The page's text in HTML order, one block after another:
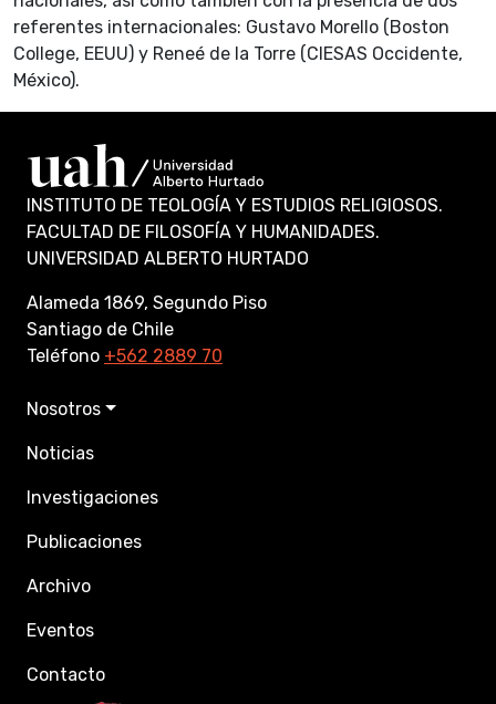
referentes internacionales: Gustavo Morello (Boston
College, EEUU) y Reneé de la Torre (CIESAS Occidente,
México).
INSTITUTO DE TEOLOGÍA Y ESTUDIOS RELIGIOSOS.
FACULTAD DE FILOSOFÍA Y HUMANIDADES.
UNIVERSIDAD ALBERTO HURTADO
Alameda 1869, Segundo Piso
Santiago de Chile
Teléfono +562 2889 70
Nosotros
Noticias
Investigaciones
Publicaciones
Archivo
Eventos
Contacto